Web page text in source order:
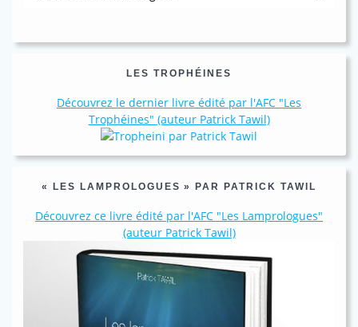
LES TROPHÉINES
Découvrez le dernier livre édité par l'AFC "Les
Trophéines" (auteur Patrick Tawil)
« LES LAMPROLOGUES » PAR PATRICK TAWIL
Découvrez ce livre édité par l'AFC "Les Lamprologues"
(auteur Patrick Tawil)